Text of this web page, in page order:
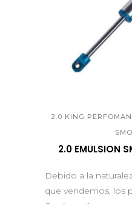
2.0 KING
2.0 EMULSION
Debido a la
que vendemos, los